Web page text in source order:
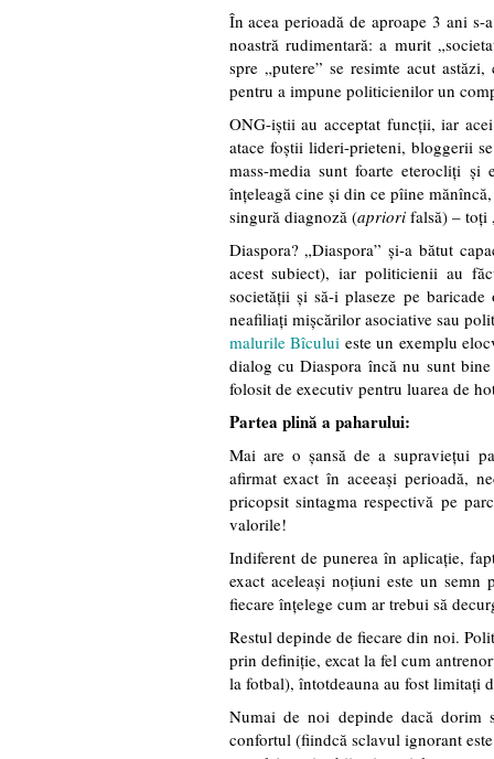
În acea perioadă de aproape 3 ani
noastră rudimentară: a murit
spre „putere” se resimte acut
pentru a impune politicienilor un
ONG-iştii au acceptat funcţii, iar
atace foştii lideri-prieteni, bloggerii
mass-media sunt foarte eterocliţi
înţeleagă cine şi din ce pîine
singură diagnoză (apriorifalsă) – toţi
Diaspora? „Diaspora” şi-a bătut
acest subiect), iar politicienii au
societăţii şi să-i plaseze pe
neafiliaţi mişcărilor asociative sau
malurile Bîcului este un exemplu
dialog cu Diaspora încă nu sunt
folosit de executiv pentru luarea de
Partea plină a paharului:
Mai are o şansă de a supravieţui
afirmat exact în aceeaşi perioadă,
pricopsit sintagma respectivă pe
valorile!
Indiferent de punerea în aplicaţie,
exact aceleaşi noţiuni este un
fiecare înţelege cum ar trebui să
Restul depinde de fiecare din noi.
prin definiţie, excat la fel cum
la fotbal), întotdeauna au fost
Numai de noi depinde dacă
confortul (fiindcă sclavul ignorant